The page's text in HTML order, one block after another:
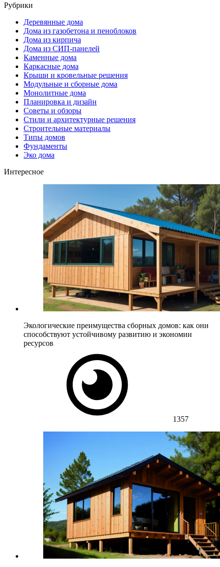
Рубрики
Деревянные дома
Дома из газобетона и пеноблоков
Дома из кирпича
Дома из СИП-панелей
Каменные дома
Каркасные дома
Крыши и кровельные решения
Модульные и сборные дома
Монолитные дома
Планировка и дизайн
Советы и обзоры
Стили и архитектурные решения
Строительные материалы
Типы домов
Фундаменты
Эко дома
Интересное
Экологические преимущества сборных домов: как они
способствуют устойчивому развитию и экономии
ресурсов
1357